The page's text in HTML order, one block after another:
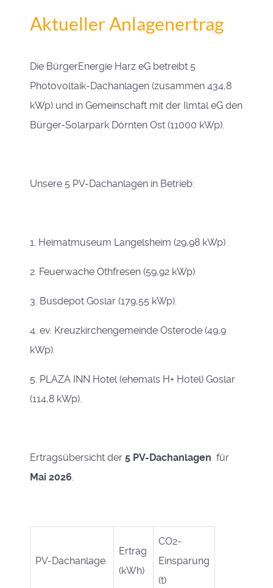
Aktueller Anlagenertrag
Die BürgerEnergie Harz eG betreibt 5
Photovoltaik-Dachanlagen (zusammen 434,8
kWp) und in Gemeinschaft mit der Ilmtal eG den
Bürger-Solarpark Dörnten Ost (11000 kWp).
Unsere 5 PV-Dachanlagen in Betrieb:
1. Heimatmuseum Langelsheim (29,98 kWp)
2. Feuerwache Othfresen (59,92 kWp)
3. Busdepot Goslar (179,55 kWp).
4. ev. Kreuzkirchengemeinde Osterode (49,9
kWp).
5. PLAZA INN Hotel (ehemals H+ Hotel) Goslar
(114,8 kWp).
Ertragsübersicht der 5 PV-Dachanlagen für
Mai 2026.
PV-Dachanlage
Ertrag
(kWh)
CO2-
Einsparung
(t)